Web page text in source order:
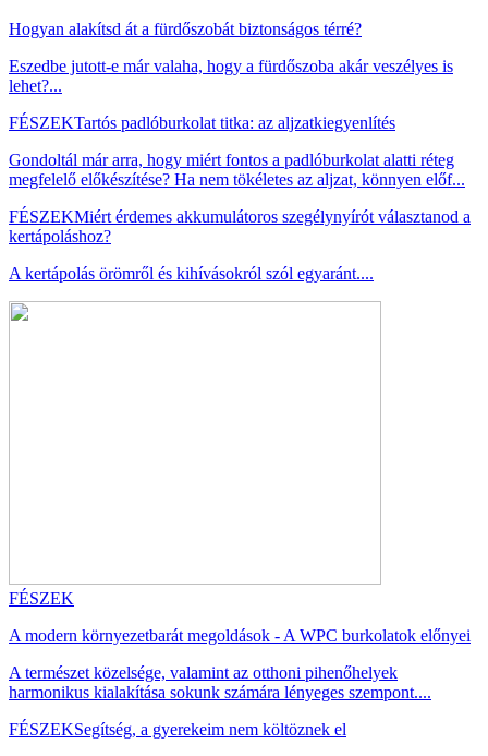
Hogyan alakítsd át a fürdőszobát biztonságos térré?
Eszedbe jutott-e már valaha, hogy a fürdőszoba akár veszélyes is
lehet?...
FÉSZEKTartós padlóburkolat titka: az aljzatkiegyenlítés
Gondoltál már arra, hogy miért fontos a padlóburkolat alatti réteg
megfelelő előkészítése? Ha nem tökéletes az aljzat, könnyen előf...
FÉSZEKMiért érdemes akkumulátoros szegélynyírót választanod a
kertápoláshoz?
A kertápolás örömről és kihívásokról szól egyaránt....
FÉSZEK
A modern környezetbarát megoldások - A WPC burkolatok előnyei
A természet közelsége, valamint az otthoni pihenőhelyek
harmonikus kialakítása sokunk számára lényeges szempont....
FÉSZEKSegítség, a gyerekeim nem költöznek el